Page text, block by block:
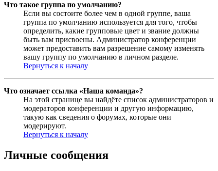
Что такое группа по умолчанию?
Если вы состоите более чем в одной группе, ваша
группа по умолчанию используется для того, чтобы
определить, какие групповые цвет и звание должны
быть вам присвоены. Администратор конференции
может предоставить вам разрешение самому изменять
вашу группу по умолчанию в личном разделе.
Вернуться к началу
Что означает ссылка «Наша команда»?
На этой странице вы найдёте список администраторов и
модераторов конференции и другую информацию,
такую как сведения о форумах, которые они
модерируют.
Вернуться к началу
Личные сообщения